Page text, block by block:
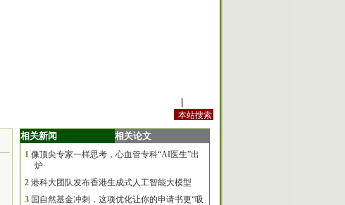
相关新闻 相关论文
1 像顶尖专家一样思考，心血管专科“AI医生”出
炉
2 港科大团队发布香港生成式人工智能大模型
3 国自然基金冲刺，这项优化让你的申请书更“吸